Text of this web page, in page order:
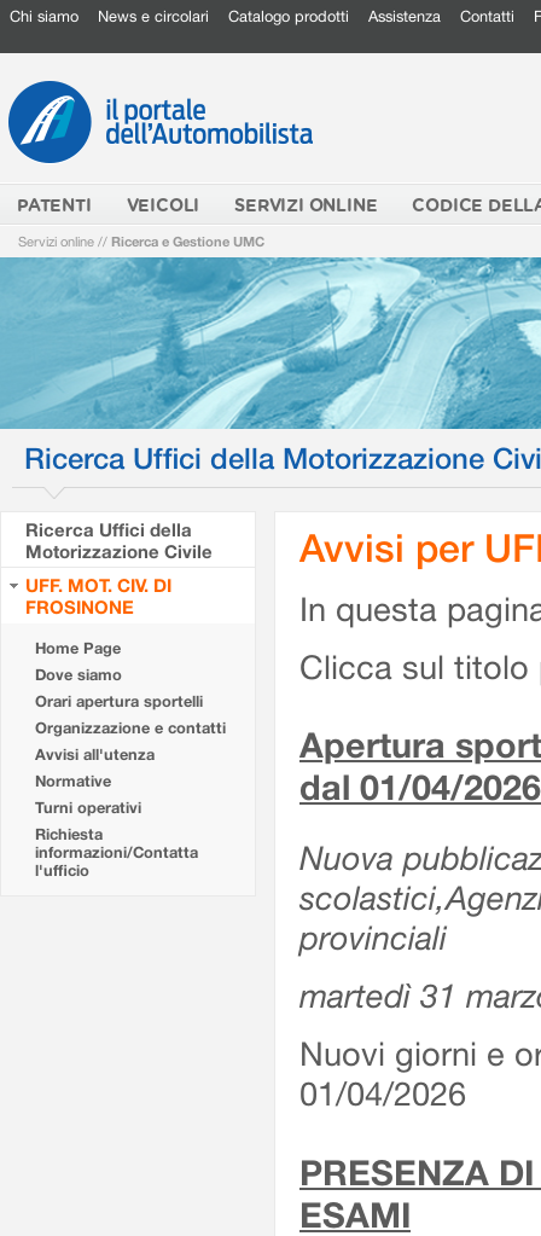
Chi siamo News e circolari Catalogo prodotti Assistenza Contatti
PATENTI VEICOLI SERVIZI ONLINE CODICE
Servizi online // Ricerca e Gestione UMC
Ricerca Uffici della Motorizzazione
Ricerca Uffici della
Motorizzazione Civile
UFF. MOT. CIV. DI
FROSINONE
Home Page
Dove siamo
Orari apertura sportelli
Organizzazione e contatti
Avvisi all'utenza
Normative
Turni operativi
Richiesta
informazioni/Contatta
l'ufficio
Avvisi per
In questa
Clicca sul titolo
Apertura
dal 01/04/2026
Nuova
provinciali
martedì 31
Nuovi giorni e
01/04/2026
PRESENZA
ESAMI